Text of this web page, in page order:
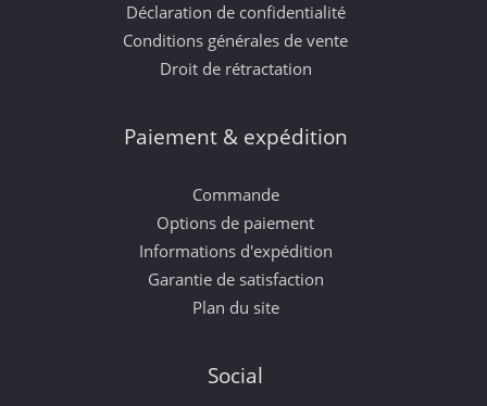
Déclaration de confidentialité
Conditions générales de vente
Droit de rétractation
Paiement & expédition
Commande
Options de paiement
Informations d'expédition
Garantie de satisfaction
Plan du site
Social